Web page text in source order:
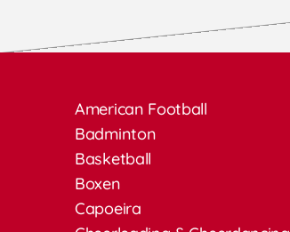
American Football
Badminton
Basketball
Boxen
Capoeira